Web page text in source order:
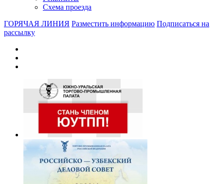
Схема проезда
ГОРЯЧАЯ ЛИНИЯ Разместить информацию Подписаться на
рассылку